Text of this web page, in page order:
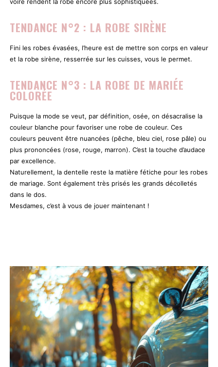
TENDANCE N°2 : LA ROBE SIRÈNE
Fini les robes évasées, l’heure est de mettre son corps en valeur
et la robe sirène, resserrée sur les cuisses, vous le permet.
TENDANCE N°3 : LA ROBE DE MARIÉE
COLORÉE
Puisque la mode se veut, par définition, osée, on désacralise la
couleur blanche pour favoriser une robe de couleur. Ces
couleurs peuvent être nuancées (pêche, bleu ciel, rose pâle) ou
plus prononcées (rose, rouge, marron). C’est la touche d’audace
par excellence.
Naturellement, la dentelle reste la matière fétiche pour les robes
de mariage. Sont également très prisés les grands décolletés
dans le dos.
Mesdames, c’est à vous de jouer maintenant !